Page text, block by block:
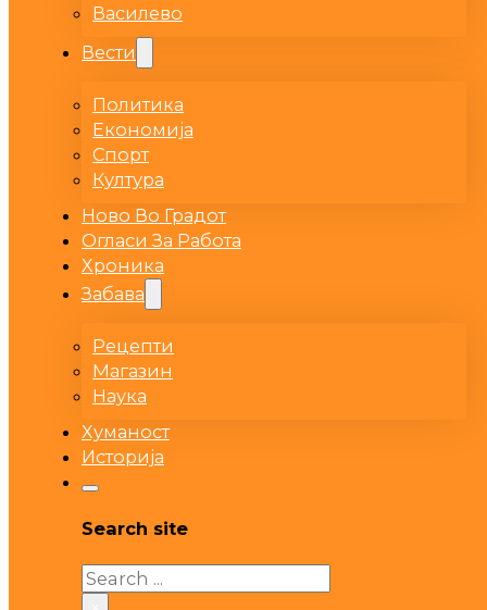
Василево
Вести
Политика
Економија
Спорт
Култура
Ново Во Градот
Огласи За Работа
Хроника
Забава
Рецепти
Магазин
Наука
Хуманост
Историја
Search site
Search